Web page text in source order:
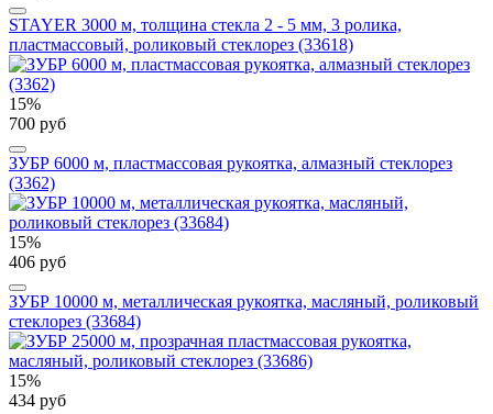
STAYER 3000 м, толщина стекла 2 - 5 мм, 3 ролика,
пластмассовый, роликовый стеклорез (33618)
15%
700 руб
ЗУБР 6000 м, пластмассовая рукоятка, алмазный стеклорез
(3362)
15%
406 руб
ЗУБР 10000 м, металлическая рукоятка, масляный, роликовый
стеклорез (33684)
15%
434 руб